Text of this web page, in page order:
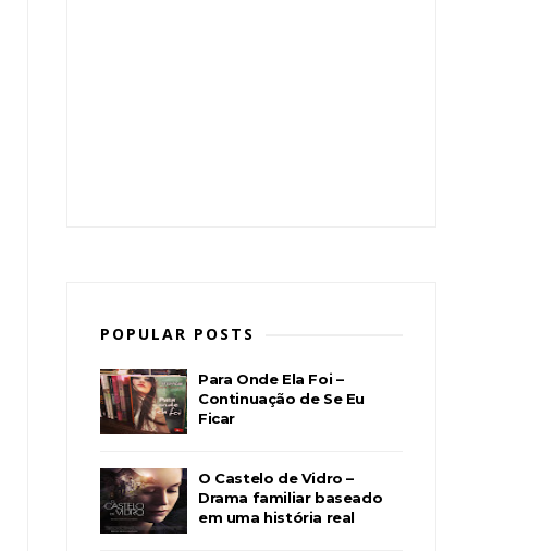
POPULAR POSTS
Para Onde Ela Foi –
Continuação de Se Eu
Ficar
O Castelo de Vidro –
Drama familiar baseado
em uma história real